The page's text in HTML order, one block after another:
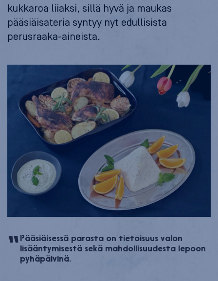
kukkaroa liiaksi, sillä hyvä ja maukas
pääsiäisateria syntyy nyt edullisista
perusraaka-aineista.
Pääsiäisessä parasta on tietoisuus valon
lisääntymisestä sekä mahdollisuudesta lepoon
pyhäpäivinä.